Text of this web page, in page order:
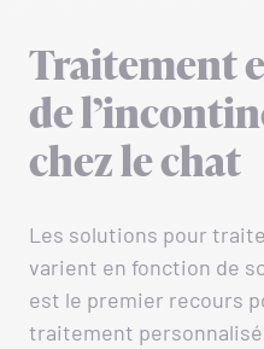
Traitement
de
chez le chat
Les solutions pour
varient en fonction de
est le premier recours
traitement